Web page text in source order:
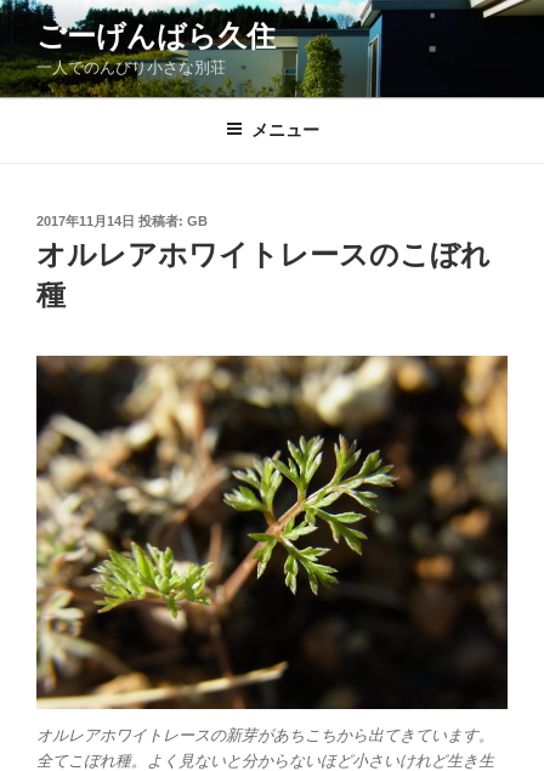
コ
テ
ン
ごーげんばら久住
一人でのんびり小さな別荘
メニュー
投
日:
2017年11月14日 投稿者: GB
オルレアホワイトレースのこぼれ
種
オルレアホワイトレースの新芽があちこちから出てきています。
全てこぼれ種。よく見ないと分からないほど小さいけれど生き生